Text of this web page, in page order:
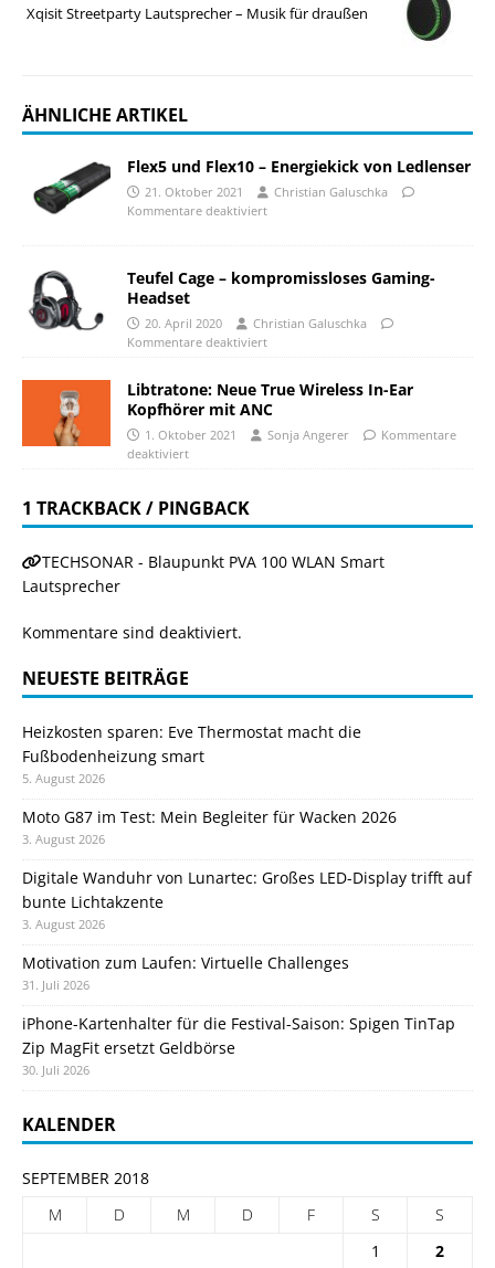
Xqisit Streetparty Lautsprecher – Musik für draußen
ÄHNLICHE ARTIKEL
Flex5 und Flex10 – Energiekick von Ledlenser
21. Oktober 2021
Christian Galuschka
Kommentare deaktiviert
Teufel Cage – kompromissloses Gaming-
Headset
20. April 2020
Christian Galuschka
Kommentare deaktiviert
Libtratone: Neue True Wireless In-Ear
Kopfhörer mit ANC
1. Oktober 2021 Sonja Angerer
Kommentare
deaktiviert
1 TRACKBACK / PINGBACK
TECHSONAR - Blaupunkt PVA 100 WLAN Smart
Lautsprecher
Kommentare sind deaktiviert.
NEUESTE BEITRÄGE
Heizkosten sparen: Eve Thermostat macht die
Fußbodenheizung smart
5. August 2026
Moto G87 im Test: Mein Begleiter für Wacken 2026
3. August 2026
Digitale Wanduhr von Lunartec: Großes LED-Display trifft auf
bunte Lichtakzente
3. August 2026
Motivation zum Laufen: Virtuelle Challenges
31. Juli 2026
iPhone-Kartenhalter für die Festival-Saison: Spigen TinTap
Zip MagFit ersetzt Geldbörse
30. Juli 2026
KALENDER
SEPTEMBER 2018
M
D M D F S
S
1
2